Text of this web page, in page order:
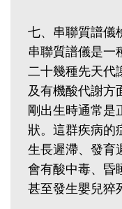
七、串聯質譜儀
串聯質譜儀是一
二十幾種先天代
及有機酸代謝方
剛出生時通常是
狀。這群疾病的
生長遲滯、發育
會有酸中毒、昏
甚至發生嬰兒猝